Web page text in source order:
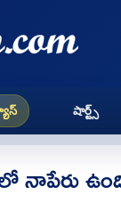
షార్ట్స్